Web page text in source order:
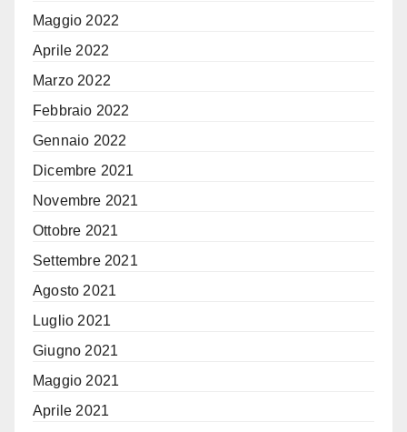
Maggio 2022
Aprile 2022
Marzo 2022
Febbraio 2022
Gennaio 2022
Dicembre 2021
Novembre 2021
Ottobre 2021
Settembre 2021
Agosto 2021
Luglio 2021
Giugno 2021
Maggio 2021
Aprile 2021